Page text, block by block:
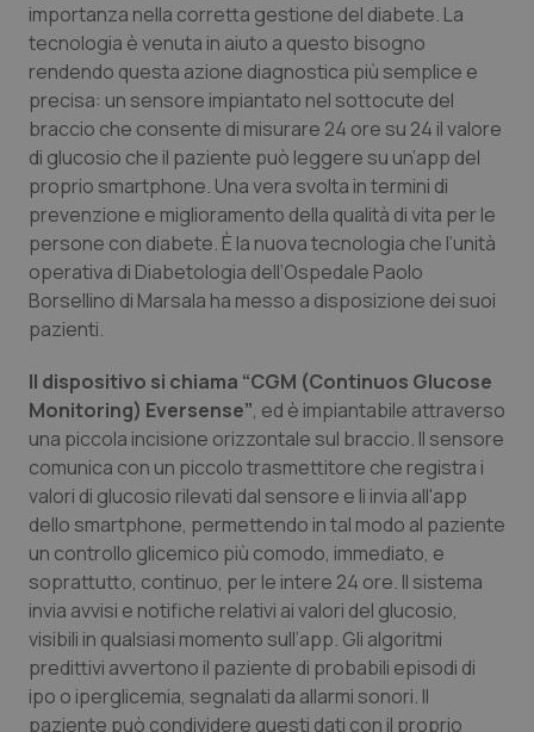
Basilicata
Calabria
Campania
Emilia-Romagna
Friuli Venezia Giulia
Liguria
Lombardia
Marche
Molise
Piemonte
Provincia Autonoma di Bolzano
Artrite & artrosi
Asma & BPCO
Car-T
Colesterolo & coronaropatie
Dermatite Atopica
Disturbi dell’umore
Dolore
Donna & Salute
Epatiti
HIV
Infezioni & Febbre
QS Club Newsletter
importanza nella corretta gestione del diabete. La
tecnologia è venuta in aiuto a questo bisogno
rendendo questa azione diagnostica più semplice e
precisa: un sensore impiantato nel sottocute del
braccio che consente di misurare 24 ore su 24 il valore
di glucosio che il paziente può leggere su un’app del
proprio smartphone. Una vera svolta in termini di
prevenzione e miglioramento della qualità di vita per le
persone con diabete. È la nuova tecnologia che l’unità
operativa di Diabetologia dell’Ospedale Paolo
Borsellino di Marsala ha messo a disposizione dei suoi
pazienti.
Il dispositivo si chiama “CGM (Continuos Glucose
Monitoring) Eversense”, ed è impiantabile attraverso
una piccola incisione orizzontale sul braccio. Il sensore
comunica con un piccolo trasmettitore che registra i
valori di glucosio rilevati dal sensore e li invia all'app
dello smartphone, permettendo in tal modo al paziente
un controllo glicemico più comodo, immediato, e
soprattutto, continuo, per le intere 24 ore. Il sistema
invia avvisi e notifiche relativi ai valori del glucosio,
visibili in qualsiasi momento sull’app. Gli algoritmi
predittivi avvertono il paziente di probabili episodi di
ipo o iperglicemia, segnalati da allarmi sonori. Il
paziente può condividere questi dati con il proprio